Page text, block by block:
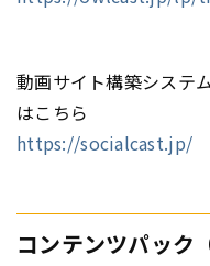
動画サイト構築システ
はこちら
https://socialcast.jp/
コンテンツパック